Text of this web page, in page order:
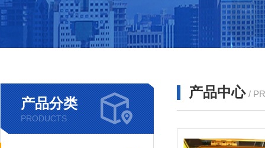
产品分类
PRODUCTS
产品中心 /